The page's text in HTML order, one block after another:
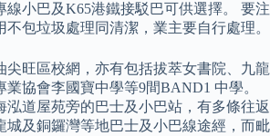
線小巴及K65港鐵接駁巴可供選擇。 要注
包垃圾處理同清潔，業主要自行處理。
尖旺區校網，亦有包括拔萃女書院、九龍
協會李國寶中學等9間BAND1 中學。
泓道屋苑旁的巴士及小巴站，有多條往返
城及銅鑼灣等地巴士及小巴線途經，而毗